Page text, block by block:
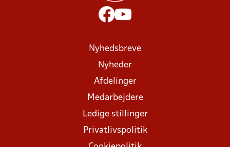
Nyhedsbreve
Nyheder
Afdelinger
Medarbejdere
Ledige stillinger
Privatlivspolitik